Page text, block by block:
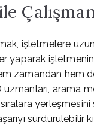
işletmelere
yaparak
zamandan hem
arama
sürdürülebilir